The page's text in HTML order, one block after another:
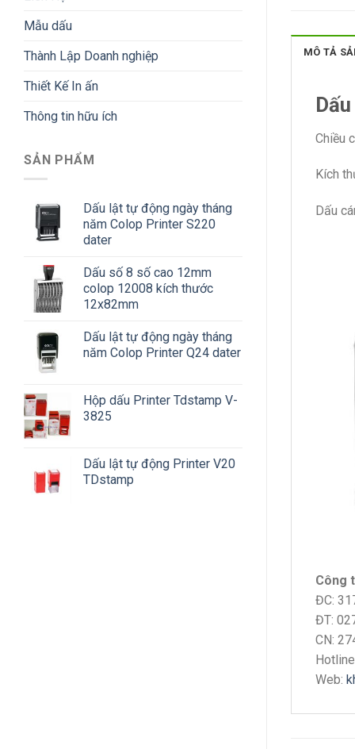
Mẫu dấu
Thành Lập Doanh nghiệp
Thiết Kế In ấn
Thông tin hữu ích
SẢN PHẨM
Dấu lật tự động ngày tháng
năm Colop Printer S220
dater
Dấu số 8 số cao 12mm
colop 12008 kích thước
12x82mm
Dấu lật tự động ngày tháng
năm Colop Printer Q24 dater
Hộp dấu Printer Tdstamp V-
3825
Dấu lật tự động Printer V20
TDstamp
MÔ TẢ
Chiều
Kích
Dấu
Công
ĐC:
ĐT:
CN:
Hotline
Web: